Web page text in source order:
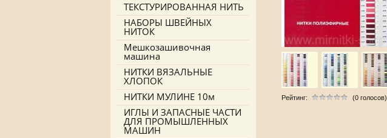
Рейтинг: (0 голосов)
ТЕКСТУРИРОВАННАЯ НИТЬ
НАБОРЫ ШВЕЙНЫХ
НИТОК
Мешкозашивочная
машина
НИТКИ ВЯЗАЛЬНЫЕ
ХЛОПОК
НИТКИ МУЛИНЕ 10м
ИГЛЫ И ЗАПАСНЫЕ ЧАСТИ
ДЛЯ ПРОМЫШЛЕННЫХ
МАШИН